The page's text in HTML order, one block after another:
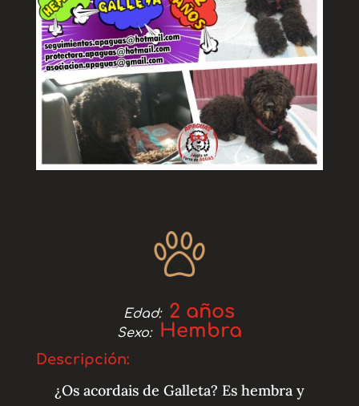
Edad: 2 años
Sexo: Hembra
Descripción:
¿Os acordais de Galleta? Es hembra y